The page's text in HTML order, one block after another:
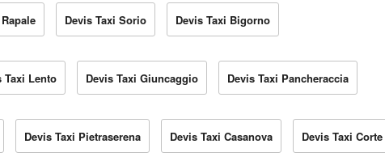
Devis Taxi Sorio Devis Taxi Bigorno
Taxi Lento Devis Taxi Giuncaggio Devis Taxi Pancheraccia
Devis Taxi Pietraserena Devis Taxi Casanova Devis Taxi Corte